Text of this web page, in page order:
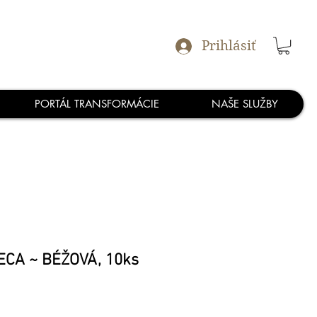
Prihlásiť
PORTÁL TRANSFORMÁCIE NAŠE SLUŽBY
~ BÉŽOVÁ, 10ks